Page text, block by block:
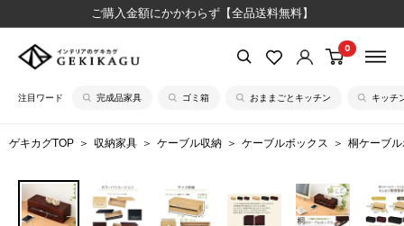
ご購入金額にかかわらず【全品送料無料】
【公
イ
テ
の
0
注目ワード 完成品家具 ゴミ箱 おままごとキッチン キッチ
ゲキカグTOP 収納家具 ケーブル収納 ケーブルボックス 桐ケーブ